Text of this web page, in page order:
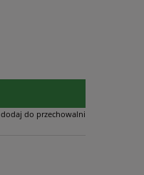
dodaj do przechowalni